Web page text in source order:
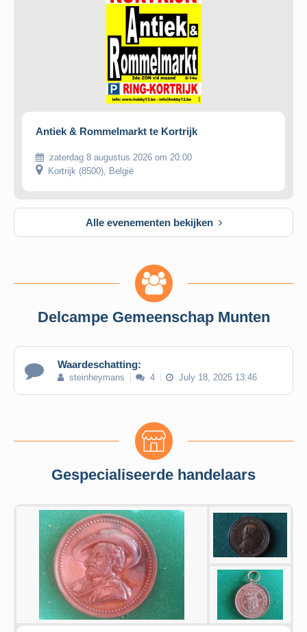
Antiek & Rommelmarkt te Kortrijk
zaterdag 8 augustus 2026 om 20:00
Kortrijk (8500), België
Alle evenementen bekijken
Delcampe Gemeenschap Munten
Waardeschatting:
steinheymans 4 July 18, 2025 13:46
Gespecialiseerde handelaars